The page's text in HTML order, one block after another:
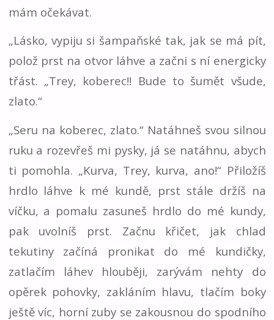
mám očekávat.
„Lásko, vypiju si šampaňské tak, jak se má pít,
polož prst na otvor láhve a začni s ní energicky
třást. „Trey, koberec!! Bude to šumět všude,
zlato.“
„Seru na koberec, zlato.“ Natáhneš svou silnou
ruku a rozevřeš mi pysky, já se natáhnu, abych
ti pomohla. „Kurva, Trey, kurva, ano!“ Přiložíš
hrdlo láhve k mé kundě, prst stále držíš na
víčku, a pomalu zasuneš hrdlo do mé kundy,
pak uvolníš prst. Začnu křičet, jak chlad
tekutiny začíná pronikat do mé kundičky,
zatlačím láhev hlouběji, zarývám nehty do
opěrek pohovky, zakláním hlavu, tlačím boky
ještě víc, horní zuby se zakousnou do spodního